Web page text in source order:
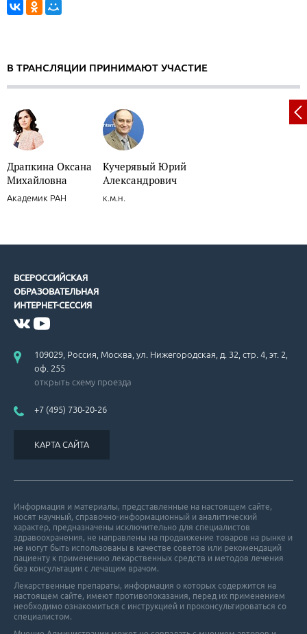
В ТРАНСЛЯЦИИ ПРИНИМАЮТ УЧАСТИЕ
Драпкина Оксана
Михайловна
Академик РАН
Кучерявый Юрий
Александрович
к.м.н.
ВСЕРОССИЙСКАЯ
ОБРАЗОВАТЕЛЬНАЯ
ИНТЕРНЕТ-СЕССИЯ
109029, Россия, Москва, ул. Нижегородская, д. 32, стр. 4, эт. 2,
оф. 255
открыть схему проезда
+7 (495) 730-20-26
КАРТА САЙТА
Информация и материалы, представленные на настоящем сайте,
носят научный, справочно-информационный и аналитический
характер, предназначены исключительно для специалистов
здравоохранения, не направлены на продвижение товаров на рынке и
не могут быть использованы в качестве советов или рекомендаций
пациенту к применению лекарственных средств и методов лечения
без консультации с лечащим врачом.
Лекарственные препараты, информация о которых содержится на
настоящем сайте, имеют противопоказания, перед их применением
необходимо ознакомиться с инструкцией и проконсультироваться со
специалистом.